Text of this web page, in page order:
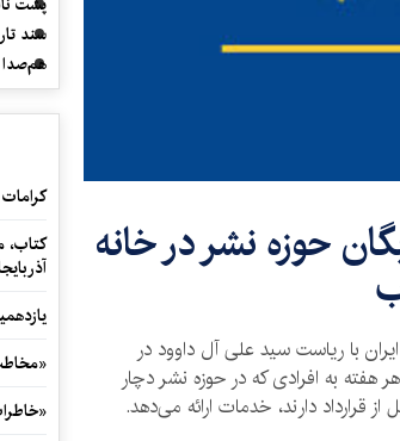
حوزه نشر در خانه
با ریاست سید علی آل داوود در
هفته به افرادی که در حوزه نشر دچار
قرارداد دارند، خدمات ارائه می‌دهد.
سند
هم‌صدا
کتاب،